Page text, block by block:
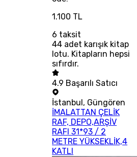
1.100 TL
6 taksit
44 adet karışık kitap
lotu. Kitapların hepsi
sıfırdır.
4.9 Başarılı Satıcı
İstanbul , Güngören
İMALATTAN ÇELİK
RAF, DEPO,ARŞİV
RAFI 31*93 / 2
METRE YÜKSEKLİK,4
KATLI